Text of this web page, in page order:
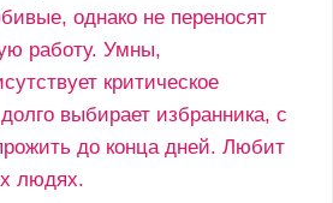
однако не переносят
работу. Умны,
критическое
выбирает избранника, с
до конца дней. Любит
людях.